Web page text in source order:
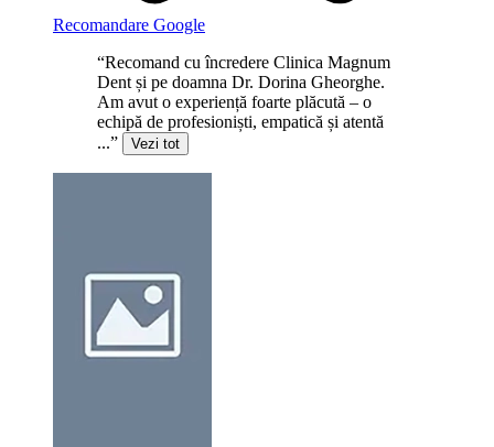
Recomandare Google
“Recomand cu încredere Clinica Magnum
Dent și pe doamna Dr. Dorina Gheorghe.
Am avut o experiență foarte plăcută – o
echipă de profesioniști, empatică și atentă
...”
Vezi tot